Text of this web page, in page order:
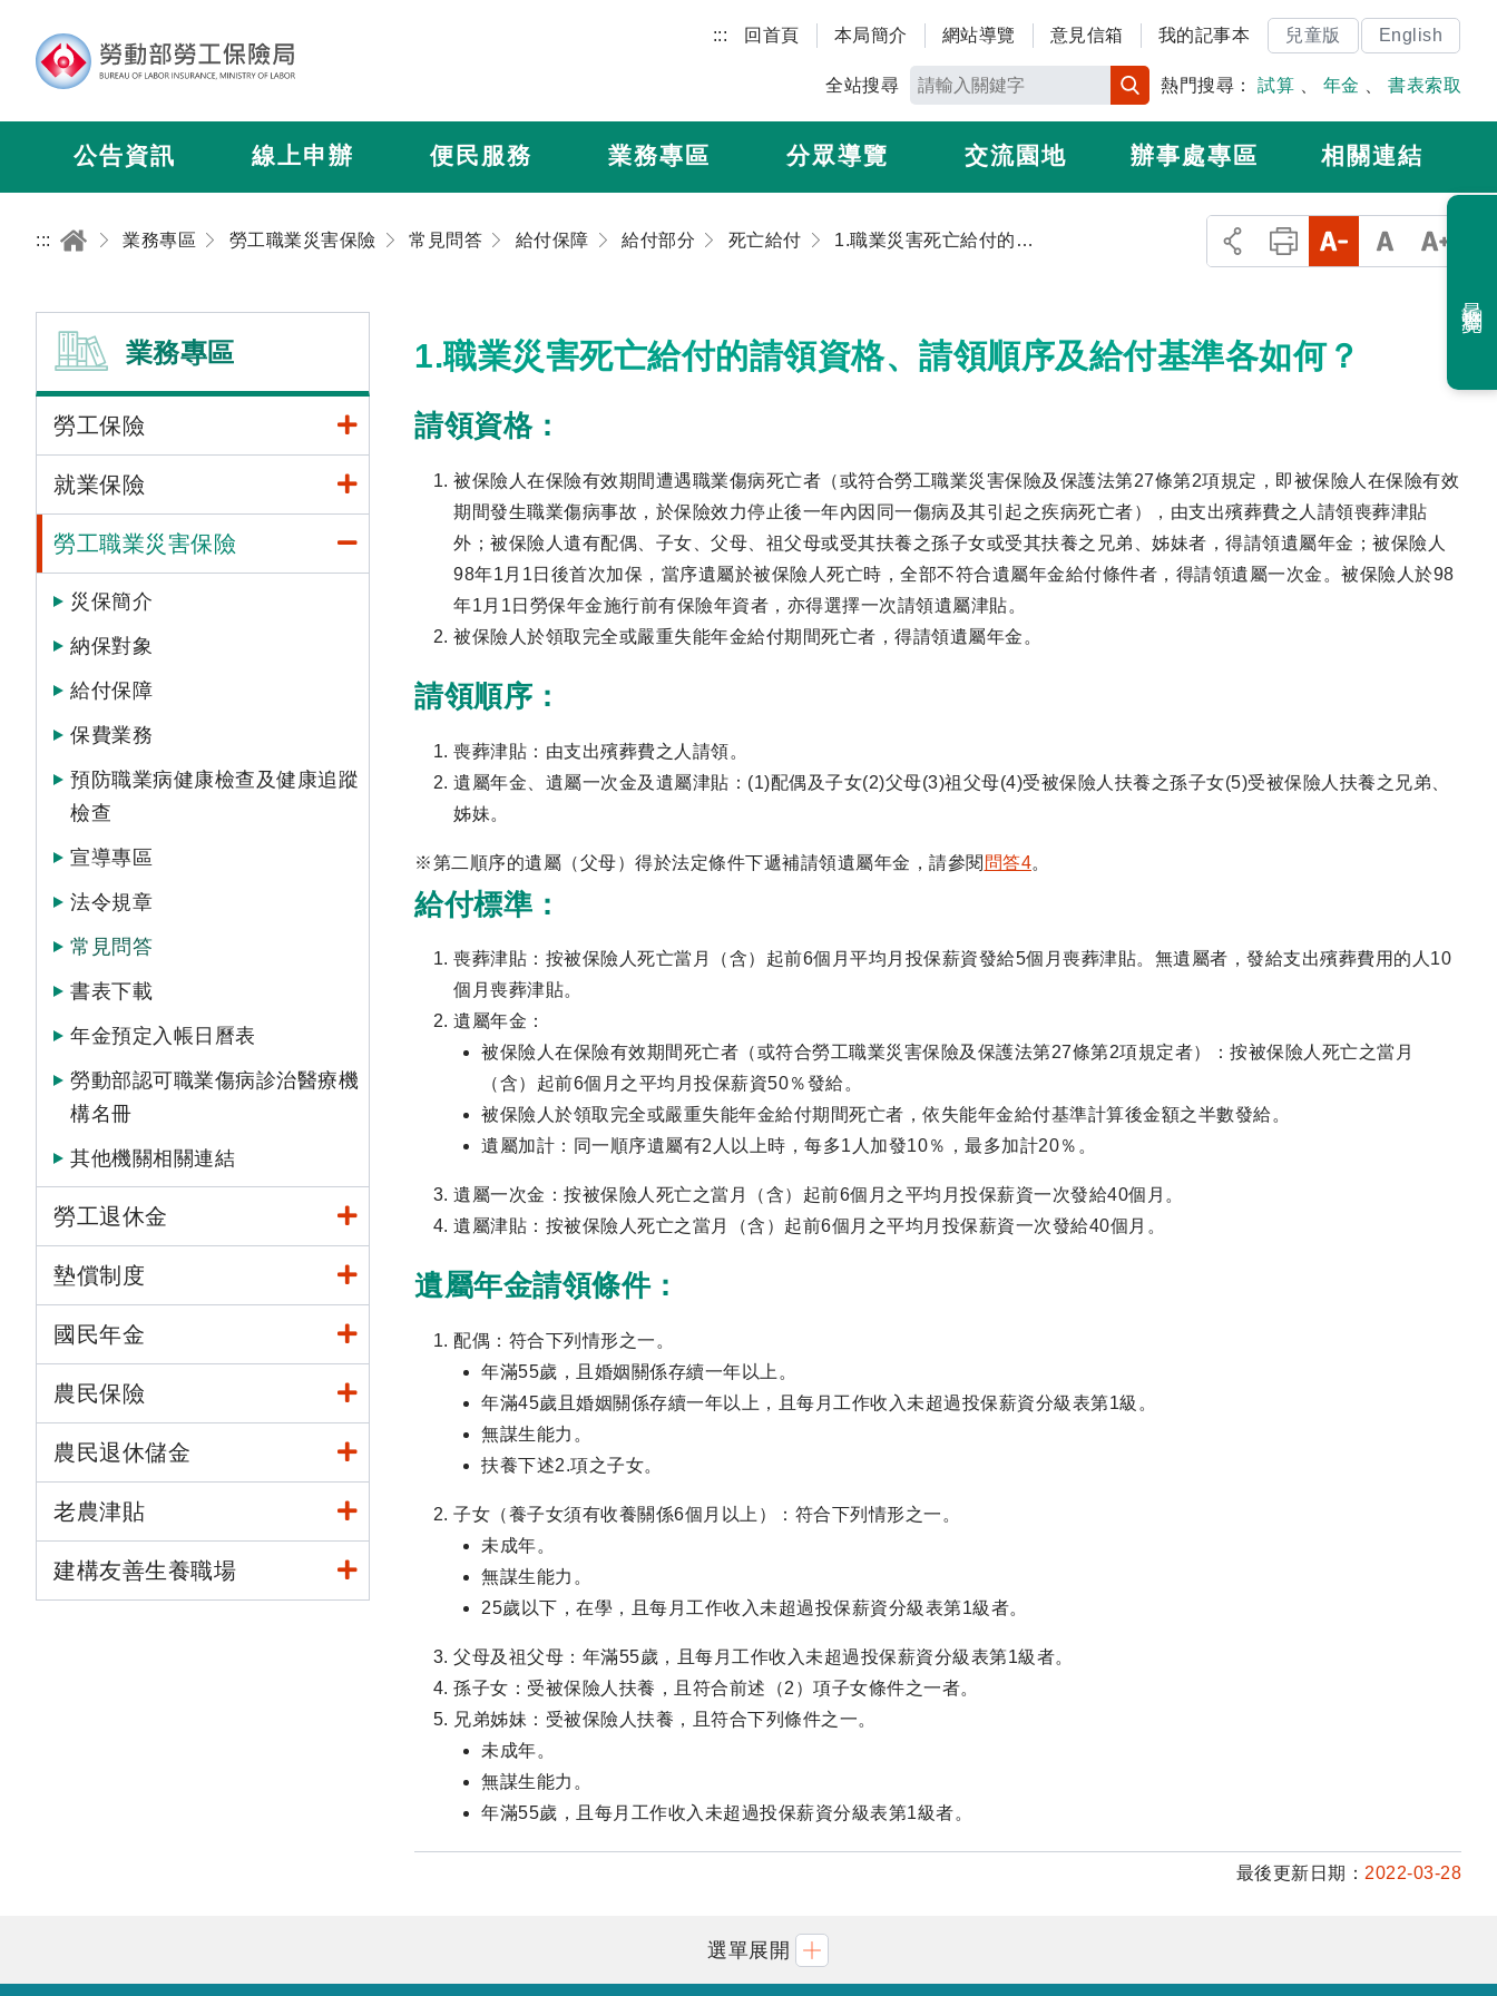
::: 回首頁 本局簡介 網站導覽 意見信箱 我的記事本 兒童版 English
全站搜尋 熱門搜尋： 試算 年金 書表索取
公告資訊 線上申辦 便民服務 業務專區 分眾導覽 交流園地 辦事處專區 相關連結
::: 業務專區 勞工職業災害保險 常見問答 給付保障 給付部分 死亡給付 1.職業災害死亡給付的請領資格、請領順序及給付基準各如何？
業務專區
勞工保險
就業保險
勞工職業災害保險
災保簡介
納保對象
給付保障
保費業務
預防職業病健康檢查及健康追蹤
檢查
宣導專區
法令規章
常見問答
書表下載
年金預定入帳日曆表
勞動部認可職業傷病診治醫療機
構名冊
其他機關相關連結
勞工退休金
墊償制度
國民年金
農民保險
農民退休儲金
老農津貼
建構友善生養職場
1.職業災害死亡給付的請領資格、請領順序及給付基準各如何？
請領資格：
被保險人在保險有效期間遭遇職業傷病死亡者（或符合勞工職業災害保險及保護法第27條第2項規定，即被保險人在保險有效
期間發生職業傷病事故，於保險效力停止後一年內因同一傷病及其引起之疾病死亡者），由支出殯葬費之人請領喪葬津貼
外；被保險人遺有配偶、子女、父母、祖父母或受其扶養之孫子女或受其扶養之兄弟、姊妹者，得請領遺屬年金；被保險人
98年1月1日後首次加保，當序遺屬於被保險人死亡時，全部不符合遺屬年金給付條件者，得請領遺屬一次金。被保險人於98
年1月1日勞保年金施行前有保險年資者，亦得選擇一次請領遺屬津貼。
被保險人於領取完全或嚴重失能年金給付期間死亡者，得請領遺屬年金。
請領順序：
喪葬津貼：由支出殯葬費之人請領。
遺屬年金、遺屬一次金及遺屬津貼：(1)配偶及子女(2)父母(3)祖父母(4)受被保險人扶養之孫子女(5)受被保險人扶養之兄弟、
姊妹。
※第二順序的遺屬（父母）得於法定條件下遞補請領遺屬年金，請參閱 問答4。
給付標準：
喪葬津貼：按被保險人死亡當月（含）起前6個月平均月投保薪資發給5個月喪葬津貼。無遺屬者，發給支出殯葬費用的人10
個月喪葬津貼。
遺屬年金：
被保險人在保險有效期間死亡者（或符合勞工職業災害保險及保護法第27條第2項規定者）：按被保險人死亡之當月
（含）起前6個月之平均月投保薪資50％發給。
被保險人於領取完全或嚴重失能年金給付期間死亡者，依失能年金給付基準計算後金額之半數發給。
遺屬加計：同一順序遺屬有2人以上時，每多1人加發10％，最多加計20％。
遺屬一次金：按被保險人死亡之當月（含）起前6個月之平均月投保薪資一次發給40個月。
遺屬津貼：按被保險人死亡之當月（含）起前6個月之平均月投保薪資一次發給40個月。
遺屬年金請領條件：
配偶：符合下列情形之一。
年滿55歲，且婚姻關係存續一年以上。
年滿45歲且婚姻關係存續一年以上，且每月工作收入未超過投保薪資分級表第1級。
無謀生能力。
扶養下述2.項之子女。
子女（養子女須有收養關係6個月以上）：符合下列情形之一。
未成年。
無謀生能力。
25歲以下，在學，且每月工作收入未超過投保薪資分級表第1級者。
父母及祖父母：年滿55歲，且每月工作收入未超過投保薪資分級表第1級者。
孫子女：受被保險人扶養，且符合前述（2）項子女條件之一者。
兄弟姊妹：受被保險人扶養，且符合下列條件之一。
未成年。
無謀生能力。
年滿55歲，且每月工作收入未超過投保薪資分級表第1級者。
最後更新日期： 2022-03-28
選單展開